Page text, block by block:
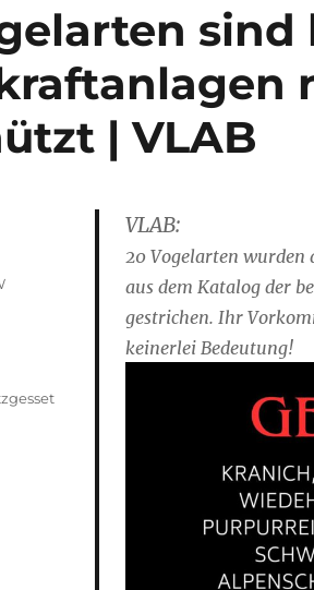
sind
| VLAB
VLAB:
20 Vogelarten wurden
aus dem Katalog der
gestrichen. Ihr
keinerlei Bedeutung!